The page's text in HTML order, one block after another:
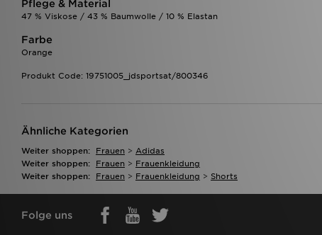
Pflege & Material
47 % Viskose / 43 % Baumwolle / 10 % Elastan
Farbe
Orange
Produkt Code: 19751005_jdsportsat/800346
Ähnliche Kategorien
Weiter shoppen: Frauen > Adidas
Weiter shoppen:
Frauen > Frauenkleidung
Weiter shoppen:
Frauen > Frauenkleidung > Shorts
Folge uns